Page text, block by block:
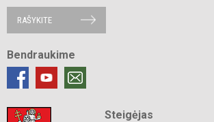
RAŠYKITE
Bendraukime
Steigėjas